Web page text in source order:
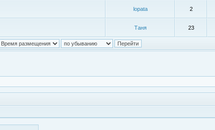
lopata 2
Таня 23